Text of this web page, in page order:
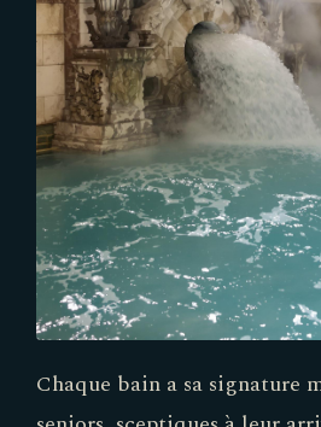
Chaque bain a sa signature